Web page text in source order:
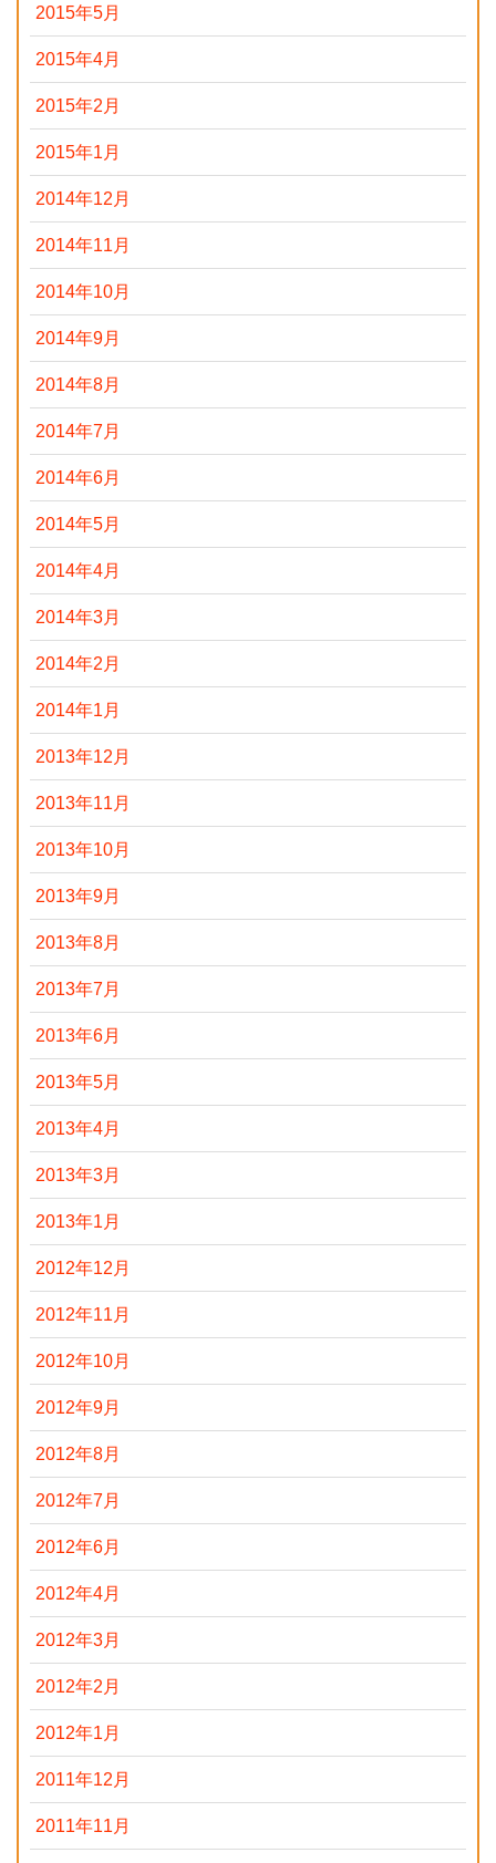
2015年5月
2015年4月
2015年2月
2015年1月
2014年12月
2014年11月
2014年10月
2014年9月
2014年8月
2014年7月
2014年6月
2014年5月
2014年4月
2014年3月
2014年2月
2014年1月
2013年12月
2013年11月
2013年10月
2013年9月
2013年8月
2013年7月
2013年6月
2013年5月
2013年4月
2013年3月
2013年1月
2012年12月
2012年11月
2012年10月
2012年9月
2012年8月
2012年7月
2012年6月
2012年4月
2012年3月
2012年2月
2012年1月
2011年12月
2011年11月